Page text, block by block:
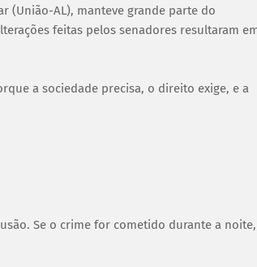
(União-AL), manteve grande parte do
feitas pelos senadores resultaram
a sociedade precisa, o direito exige, e a
Se o crime for cometido durante a